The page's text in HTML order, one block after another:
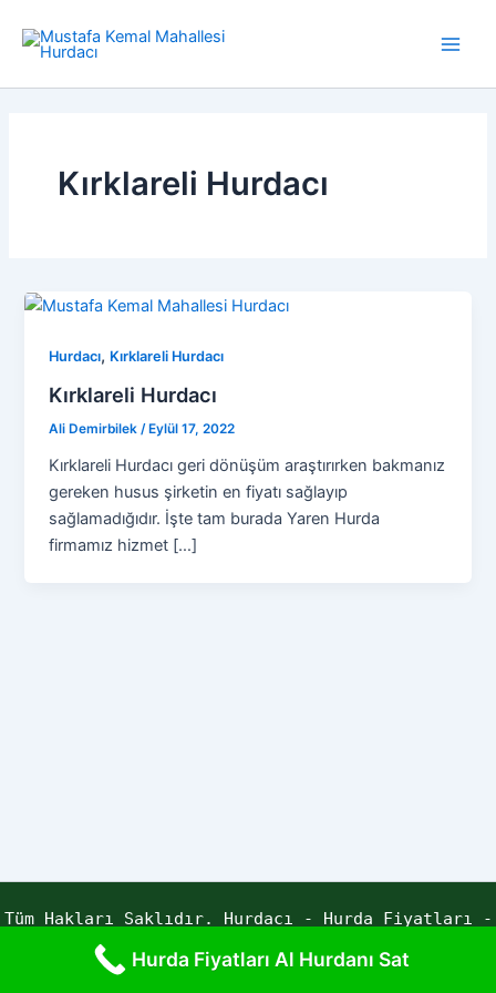
atla
Kırklareli Hurdacı
Hurdacı, Kırklareli Hurdacı
Kırklareli Hurdacı
Ali Demirbilek/ Eylül 17, 2022
Kırklareli Hurdacı geri dönüşüm araştırırken bakmanız
gereken husus şirketin en fiyatı sağlayıp
sağlamadığıdır. İşte tam burada Yaren Hurda
firmamız hizmet […]
Tüm Hakları Saklıdır. Hurdacı - Hurda Fiyatları -
Yaren Hurda | Powered by ECE YAZILIM
Hurda Fiyatları Al Hurdanı Sat